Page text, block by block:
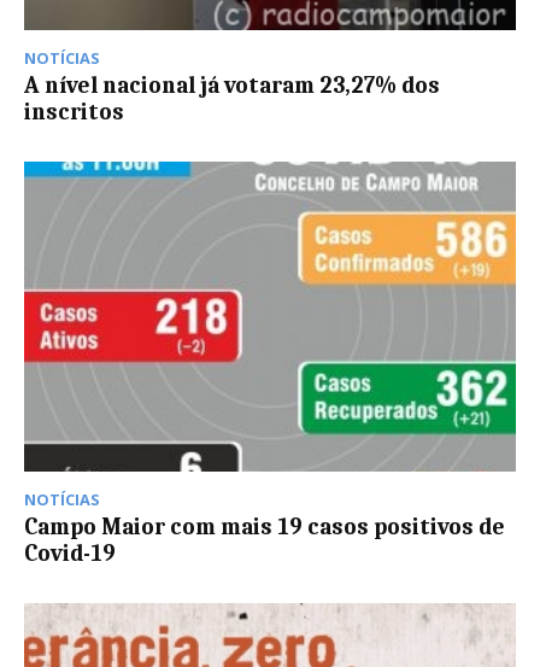
NOTÍCIAS
A nível nacional já votaram 23,27% dos
inscritos
NOTÍCIAS
Campo Maior com mais 19 casos positivos de
Covid-19